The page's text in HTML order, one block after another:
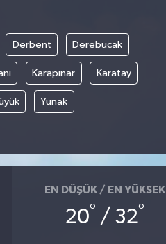
Derbent Derebucak
Karapınar Karatay
Yunak
EN DÜŞÜK / EN YÜKSEK
20° / 32°